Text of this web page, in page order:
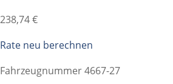
238,74 €
Rate neu berechnen
Fahrzeugnummer 4667-27